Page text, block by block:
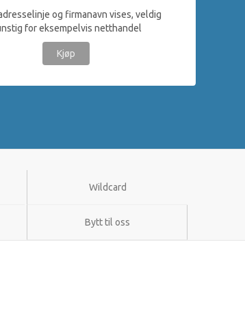
og firmanavn vises, veldig
for eksempelvis netthandel
Kjøp
Wildcard
Bytt til oss